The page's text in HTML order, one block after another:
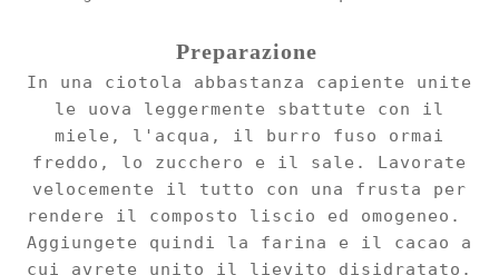
Preparazione
In una ciotola abbastanza capiente unite
le uova leggermente sbattute con il
miele, l'acqua, il burro fuso ormai
freddo, lo zucchero e il sale. Lavorate
velocemente il tutto con una frusta per
rendere il composto liscio ed omogeneo.
Aggiungete quindi la farina e il cacao a
cui avrete unito il lievito disidratato.